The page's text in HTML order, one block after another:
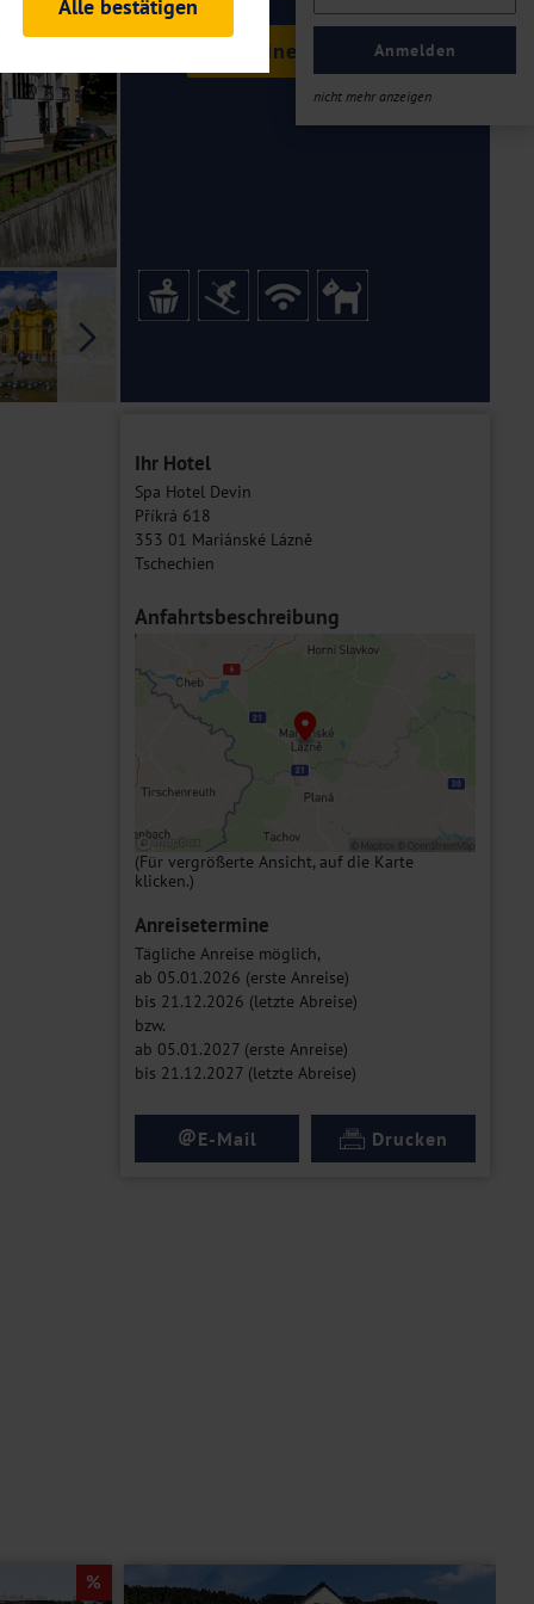
Anmelden
nicht mehr anzeigen
Termine & Preise
Ihr Hotel
Spa Hotel Devin
Příkrá 618
353 01 Mariánské Lázně
Tschechien
Anfahrtsbeschreibung
(Für vergrößerte Ansicht, auf die Karte
klicken.)
Anreisetermine
Tägliche Anreise möglich,
ab 05.01.2026 (erste Anreise)
bis 21.12.2026 (letzte Abreise)
bzw.
ab 05.01.2027 (erste Anreise)
bis 21.12.2027 (letzte Abreise)
@E-Mail Drucken
und Analysen. Mithilfe
Auftritts ermitteln und
es zu einer Drittlands
Daten finden Sie in unseren
Alle bestätigen